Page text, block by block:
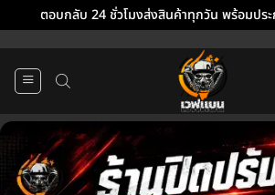
ตอบกลับ 24 ชั่วโมงส่งสินค้าทุกวัน พร้อมปร